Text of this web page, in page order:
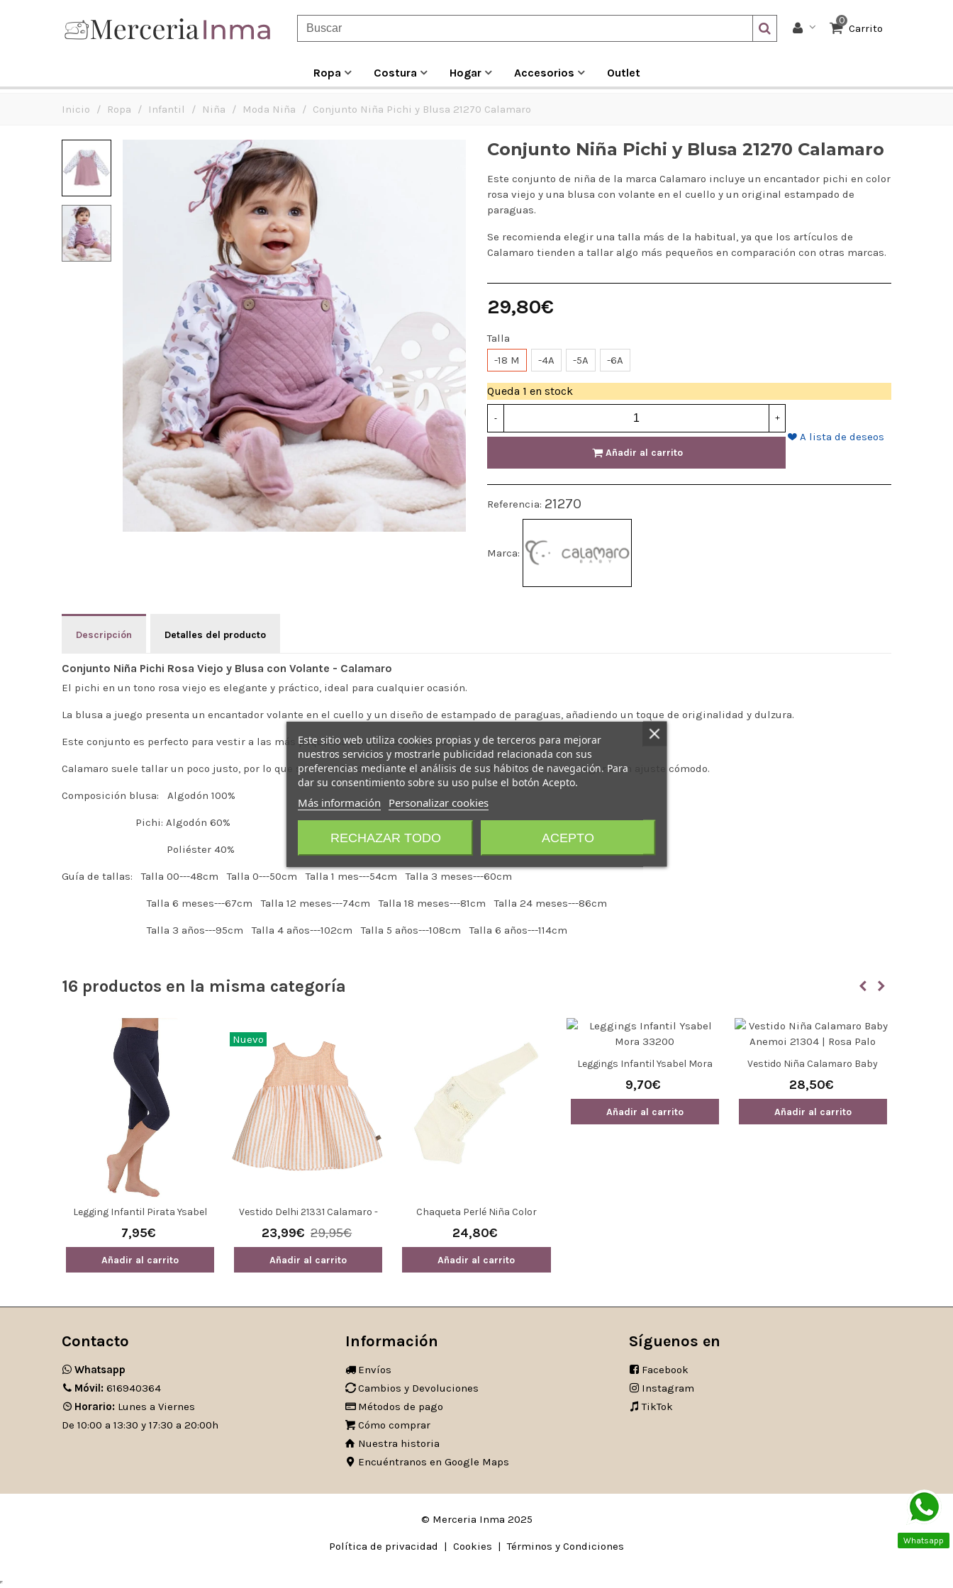
0
Carrito
Ropa Costura Hogar Accesorios Outlet
Inicio / Ropa / Infantil / Niña / Moda Niña / Conjunto Niña Pichi y Blusa 21270 Calamaro
Conjunto Niña Pichi y Blusa 21270 Calamaro
Este conjunto de niña de la marca Calamaro incluye un encantador pichi en color
rosa viejo y una blusa con volante en el cuello y un original estampado de
paraguas.
Se recomienda elegir una talla más de la habitual, ya que los artículos de
Calamaro tienden a tallar algo más pequeños en comparación con otras marcas.
29,80€
Talla
-18 M
-4A -5A -6A
Queda 1 en stock
- +
Añadir al carrito
A lista de deseos
Referencia: 21270
Marca:
Descripción Detalles del producto
Conjunto Niña Pichi Rosa Viejo y Blusa con Volante - Calamaro
El pichi en un tono rosa viejo es elegante y práctico, ideal para cualquier ocasión.
La blusa a juego presenta un encantador volante en el cuello y un diseño de estampado de paraguas, añadiendo un toque de originalidad y dulzura.
Este conjunto es perfecto para vestir a las más pequeñas con estilo y elegancia.
Calamaro suele tallar un poco justo, por lo que se recomienda elegir una talla más de la habitual para asegurar un ajuste cómodo.
Composición blusa: Algodón 100%
Pichi: Algodón 60%
Poliéster 40%
Guía de tallas: Talla 00---48cm Talla 0---50cm Talla 1 mes---54cm Talla 3 meses---60cm
Talla 6 meses---67cm Talla 12 meses---74cm Talla 18 meses---81cm Talla 24 meses---86cm
Talla 3 años---95cm Talla 4 años---102cm Talla 5 años---108cm Talla 6 años---114cm
16 productos en la misma categoría
Legging Infantil Pirata Ysabel
Mora 33201
7,95€
Añadir al carrito
Nuevo
Vestido Delhi 21331 Calamaro -
Naranja Y Rayas Con Lazo
23,99€ 29,95€
Añadir al carrito
Chaqueta Perlé Niña Color
Marfil
24,80€
Añadir al carrito
Leggings Infantil Ysabel Mora
33200
9,70€
Añadir al carrito
Vestido Niña Calamaro Baby
Anemoi 21304 | Rosa Palo
28,50€
Añadir al carrito
Contacto
Whatsapp
Móvil: 616940364
Horario: Lunes a Viernes
De 10:00 a 13:30 y 17:30 a 20:00h
Información
Envíos
Cambios y Devoluciones
Métodos de pago
Cómo comprar
Nuestra historia
Encuéntranos en Google Maps
Síguenos en
Facebook
Instagram
TikTok
Este sitio web utiliza cookies propias y de terceros para mejorar
nuestros servicios y mostrarle publicidad relacionada con sus
preferencias mediante el análisis de sus hábitos de navegación. Para
dar su consentimiento sobre su uso pulse el botón Acepto.
Más información Personalizar cookies
RECHAZAR TODO ACEPTO
Whatsapp
© Merceria Inma 2025
Política de privacidad | Cookies |Términos y Condiciones